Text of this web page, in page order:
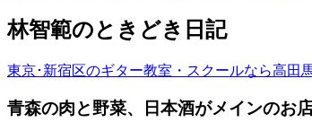
林智範のときどき日記
東京･新宿区のギター教室・スクールなら高田
青森の肉と野菜、日本酒がメインのお